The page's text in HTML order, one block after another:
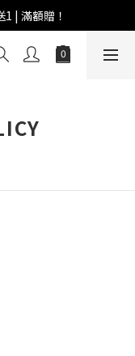
| 滿額贈！
| 滿額贈！